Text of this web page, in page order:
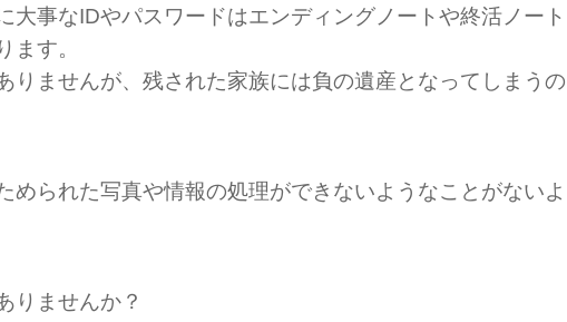
大事なIDやパスワードはエンディングノートや終活ノート
ます。
りませんが、残された家族には負の遺産となってしまうの
められた写真や情報の処理ができないようなことがないよ
りませんか？